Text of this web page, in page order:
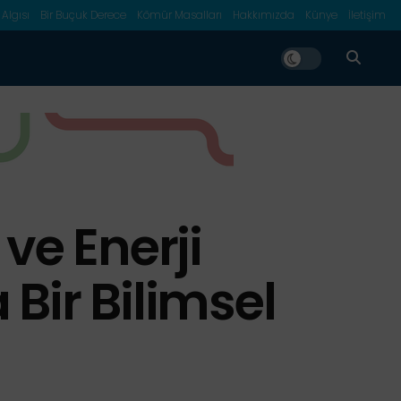
Bir Buçuk Derece Kömür Masalları Hakkımızda Künye İletişim
Enerji
Bir Bilimsel